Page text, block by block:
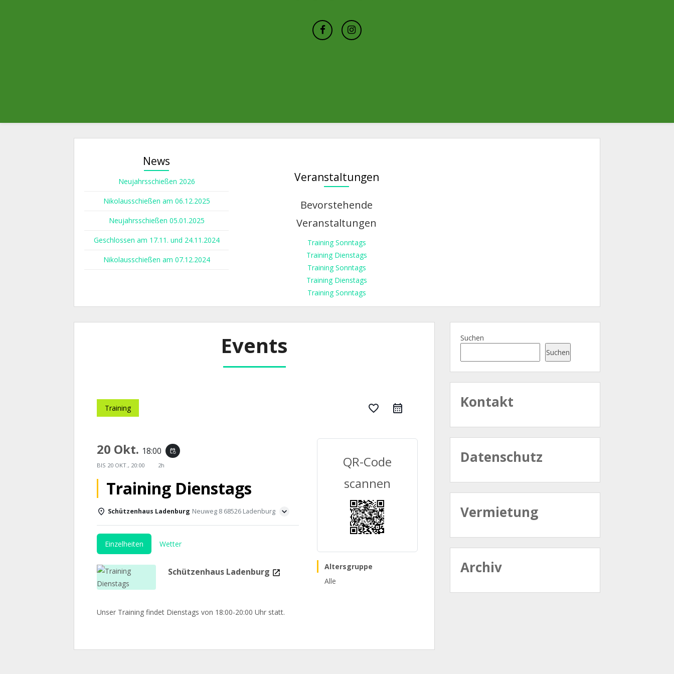
News
Neujahrsschießen 2026
Nikolausschießen am 06.12.2025
Neujahrsschießen 05.01.2025
Geschlossen am 17.11. und 24.11.2024
Nikolausschießen am 07.12.2024
Veranstaltungen
Bevorstehende
Veranstaltungen
Training Sonntags
Training Dienstags
Training Sonntags
Training Dienstags
Training Sonntags
Events
Training favorite_border
20 Okt. 18:00 event_repeat
BIS 20 OKT., 20:00 2h
Training Dienstags
Schützenhaus Ladenburg Neuweg 8 68526 Ladenburg
Einzelheiten Wetter
Schützenhaus Ladenburg
Unser Training findet Dienstags von 18:00-20:00 Uhr statt.
QR-Code
scannen
Altersgruppe
Alle
Suchen
Suchen
Kontakt
Datenschutz
Vermietung
Archiv